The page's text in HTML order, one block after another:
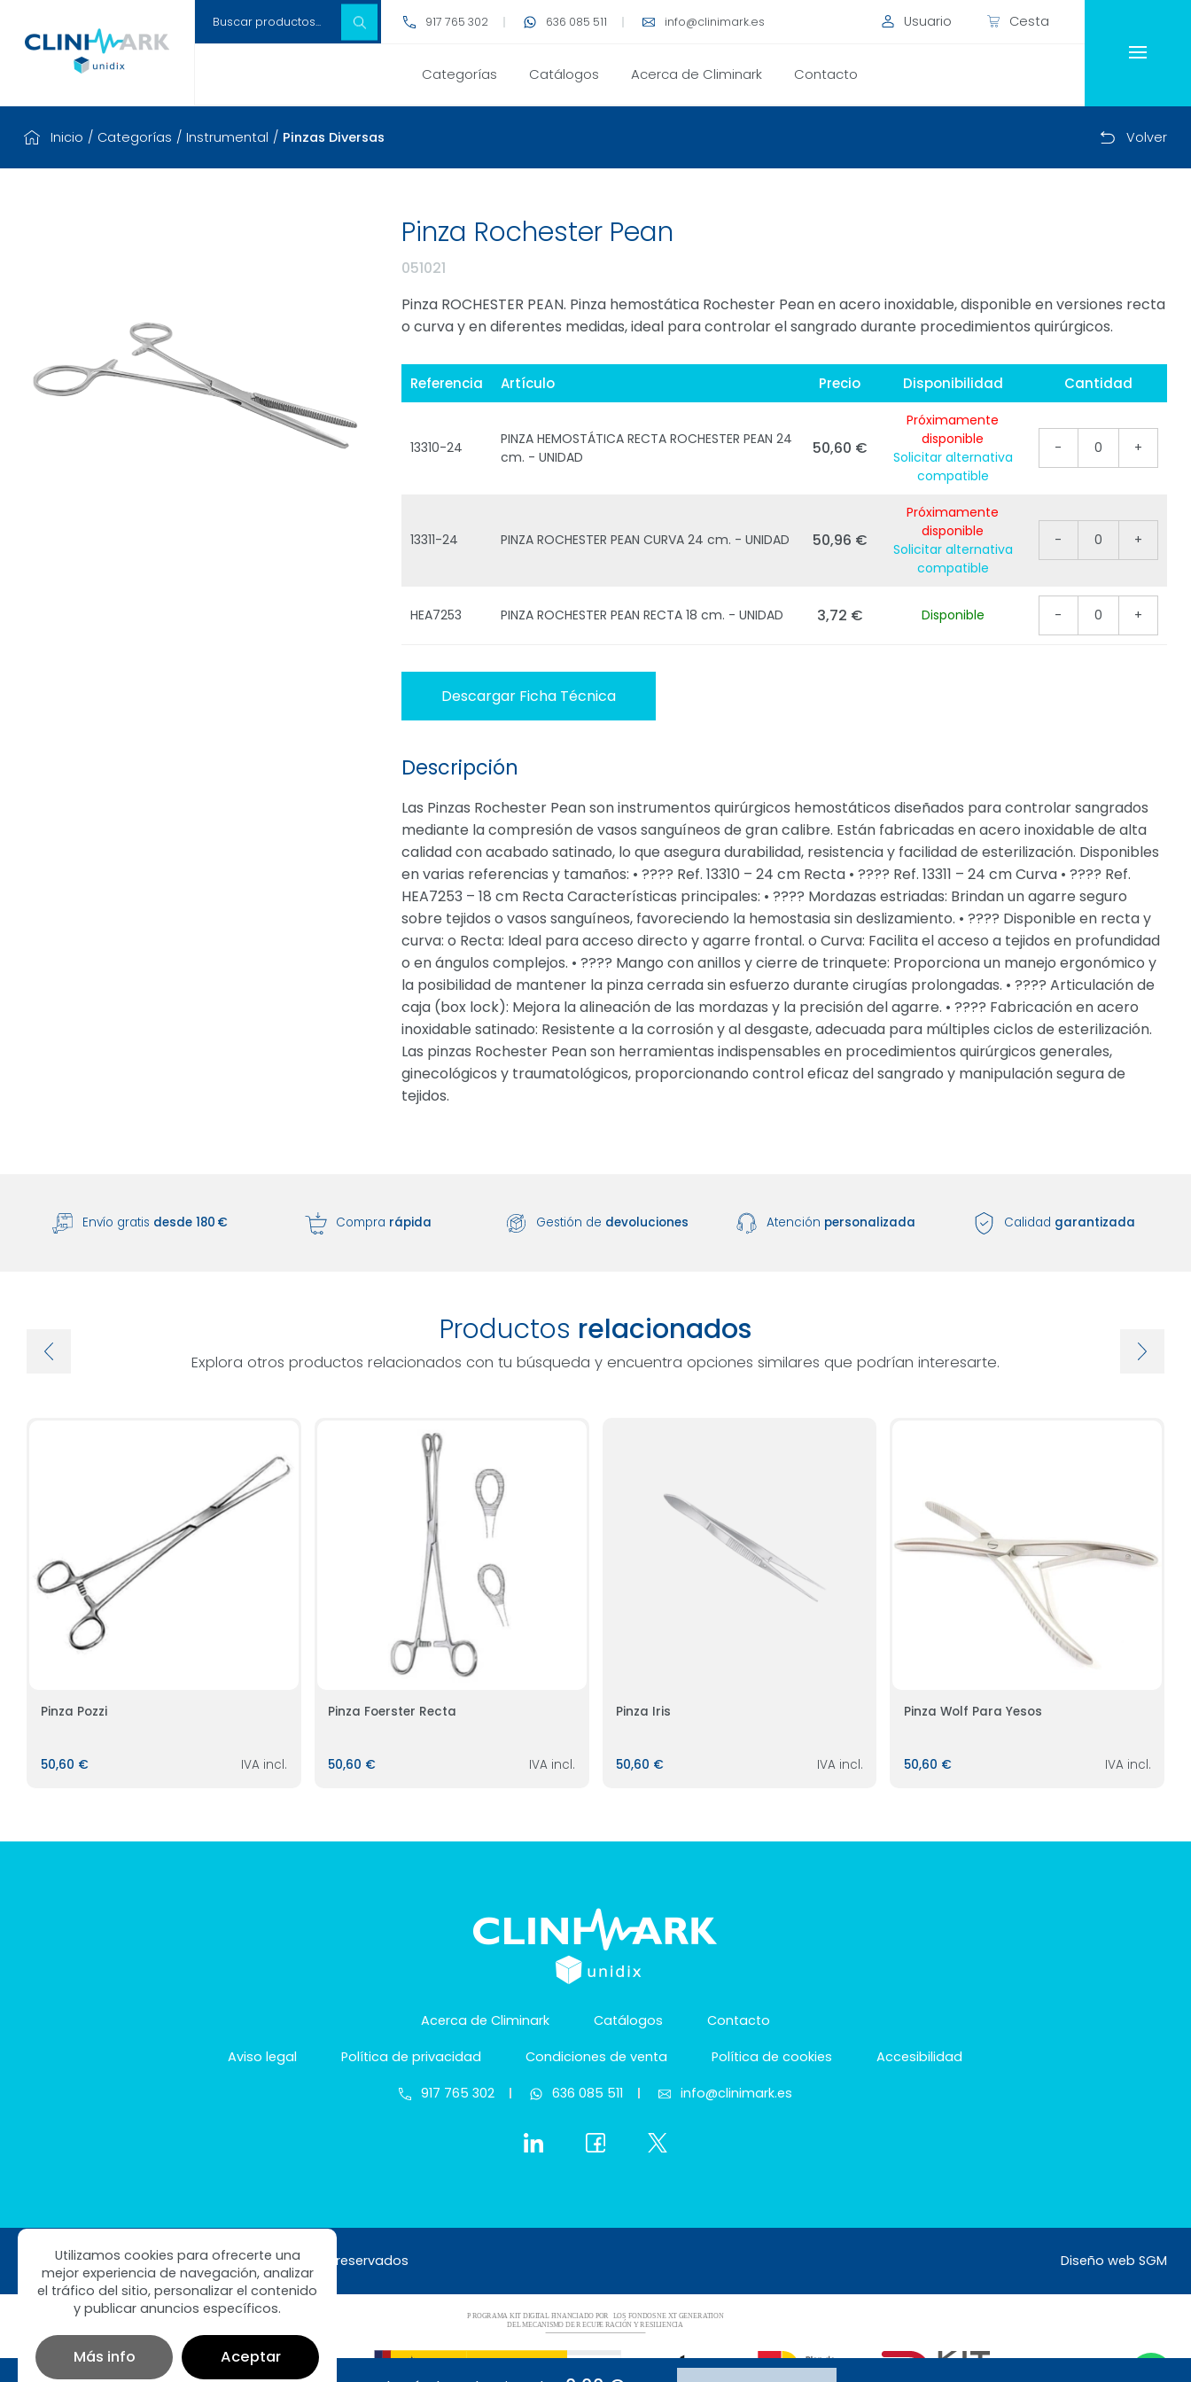
Utilizamos cookies para ofrecerte una
mejor experiencia de navegación, analizar
el tráfico del sitio, personalizar el contenido
y publicar anuncios específicos.
Aceptar
Más info
917 765 302 636 085 511 info@clinimark.es Usuario Cesta
Categorías Catálogos Acerca de Climinark Contacto
Inicio / Categorías / Instrumental / Pinzas Diversas Volver
Pinza Rochester Pean
051021
Pinza ROCHESTER PEAN. Pinza hemostática Rochester Pean en acero inoxidable, disponible en versiones recta
o curva y en diferentes medidas, ideal para controlar el sangrado durante procedimientos quirúrgicos.
Referencia Artículo Precio Disponibilidad Cantidad
13310-24
PINZA HEMOSTÁTICA RECTA ROCHESTER PEAN 24
cm. - UNIDAD
50,60 €
Próximamente
disponible
Solicitar alternativa
compatible
- 0 +
13311-24 PINZA ROCHESTER PEAN CURVA 24 cm. - UNIDAD 50,96 €
Próximamente
disponible
Solicitar alternativa
compatible
- 0 +
HEA7253 PINZA ROCHESTER PEAN RECTA 18 cm. - UNIDAD 3,72 € Disponible - 0 +
Descargar Ficha Técnica
Descripción
Las Pinzas Rochester Pean son instrumentos quirúrgicos hemostáticos diseñados para controlar sangrados
mediante la compresión de vasos sanguíneos de gran calibre. Están fabricadas en acero inoxidable de alta
calidad con acabado satinado, lo que asegura durabilidad, resistencia y facilidad de esterilización. Disponibles
en varias referencias y tamaños: • ???? Ref. 13310 – 24 cm Recta • ???? Ref. 13311 – 24 cm Curva • ???? Ref.
HEA7253 – 18 cm Recta Características principales: • ???? Mordazas estriadas: Brindan un agarre seguro
sobre tejidos o vasos sanguíneos, favoreciendo la hemostasia sin deslizamiento. • ???? Disponible en recta y
curva: o Recta: Ideal para acceso directo y agarre frontal. o Curva: Facilita el acceso a tejidos en profundidad
o en ángulos complejos. • ???? Mango con anillos y cierre de trinquete: Proporciona un manejo ergonómico y
la posibilidad de mantener la pinza cerrada sin esfuerzo durante cirugías prolongadas. • ???? Articulación de
caja (box lock): Mejora la alineación de las mordazas y la precisión del agarre. • ???? Fabricación en acero
inoxidable satinado: Resistente a la corrosión y al desgaste, adecuada para múltiples ciclos de esterilización.
Las pinzas Rochester Pean son herramientas indispensables en procedimientos quirúrgicos generales,
ginecológicos y traumatológicos, proporcionando control eficaz del sangrado y manipulación segura de
tejidos.
Envío gratis desde 180 € Compra rápida Gestión de devoluciones Atención personalizada Calidad garantizada
Productos relacionados
Explora otros productos relacionados con tu búsqueda y encuentra opciones similares que podrían interesarte.
Pinza Pozzi
50,60 € IVA incl.
Pinza Foerster Recta
50,60 € IVA incl.
Pinza Iris
50,60 € IVA incl.
Pinza Wolf Para Yesos
50,60 € IVA incl.
Acerca de Climinark Catálogos Contacto
Aviso legal Política de privacidad Condiciones de venta Política de cookies Accesibilidad
917 765 302 636 085 511 info@clinimark.es
Copyright © 2026 Clinimark. Todos los derechos reservados Diseño web SGM